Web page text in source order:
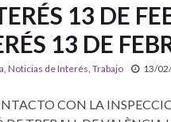
13 DE
13 DE
, Noticias de Interés, Trabajo 13/
CON LA